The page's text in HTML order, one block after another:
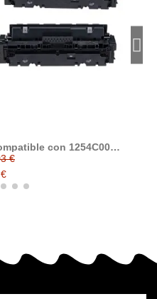
con 1254C002 /
/ 1251C002
€